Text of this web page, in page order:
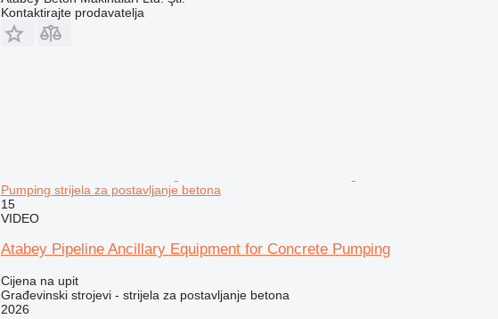
Kontaktirajte prodavatelja
Pumping strijela za postavljanje betona
15
VIDEO
Atabey Pipeline Ancillary Equipment for Concrete Pumping
Cijena na upit
Građevinski strojevi - strijela za postavljanje betona
2026